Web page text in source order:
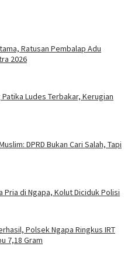
Ratusan Pembalap Adu
2026
Ludes Terbakar, Kerugian
DPRD Bukan Cari Salah, Tapi
Pria di Ngapa, Kolut Diciduk Polisi
Polsek Ngapa Ringkus IRT
7,18 Gram